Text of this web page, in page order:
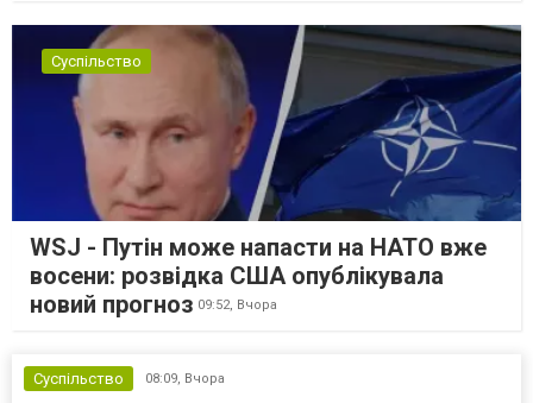
Суспільство
WSJ - Путін може напасти на НАТО вже
восени: розвідка США опублікувала
новий прогноз 09:52, Вчора
Суспільство 08:09, Вчора